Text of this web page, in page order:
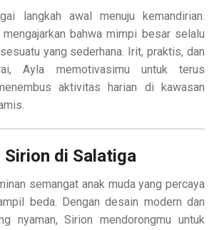
langkah awal menuju kemandirian.
bahwa mimpi besar selalu
yang sederhana. Irit, praktis, dan
Ayla memotivasimu untuk terus
aktivitas harian di kawasan
Sirion di Salatiga
semangat anak muda yang percaya
beda. Dengan desain modern dan
nyaman, Sirion mendorongmu untuk